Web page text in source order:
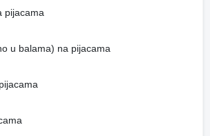
pijacama
u balama) na pijacama